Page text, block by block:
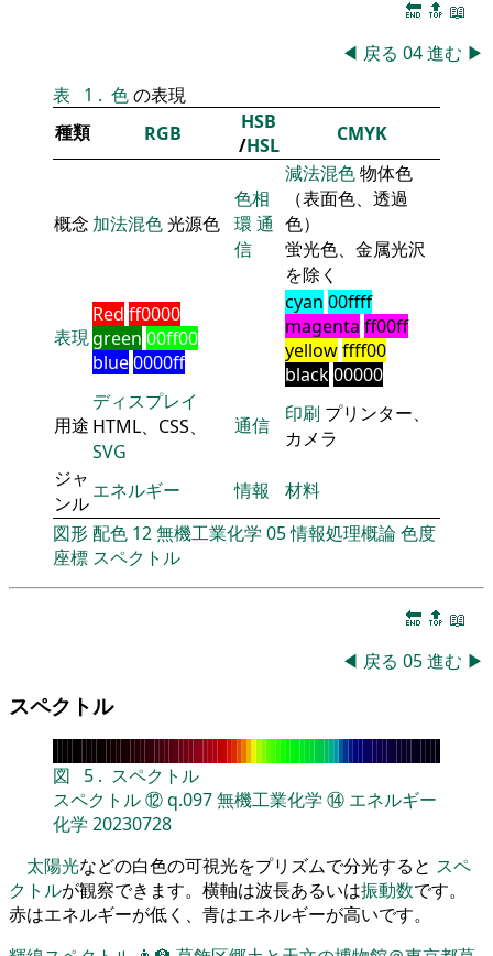
🔚 🔝 📖
◀ 戻る 04進む ▶
表
1 . 色の表現
種類
RGB
HSB
/HSL CMYK
概念 加法混色光源色
色相
環 通
信
減法混色物体色
（表面色、透過
色）
蛍光色、金属光沢
を除く
表現
Red ff0000
green 00ff00
blue0000ff
cyan 00ffff
magenta ff00ff
yellowffff00
black00000
用途
ディスプレイ
HTML、CSS、
SVG
通信 印刷 プリンター、
カメラ
ジャ
ンル
エネルギー 情報
材料
図形配色 12無機工業化学 05情報処理概論色度
座標 スペクトル
🔚 🔝 📖
◀ 戻る 05進む ▶
スペクトル
図 5 . スペクトル
スペクトル⑫q.097無機工業化学 ⑭ エネルギー
化学 20230728
太陽光などの白色の可視光をプリズムで分光すると スペ
クトルが観察できます。横軸は波長あるいは振動数です。
赤はエネルギーが低く、青はエネルギーが高いです。